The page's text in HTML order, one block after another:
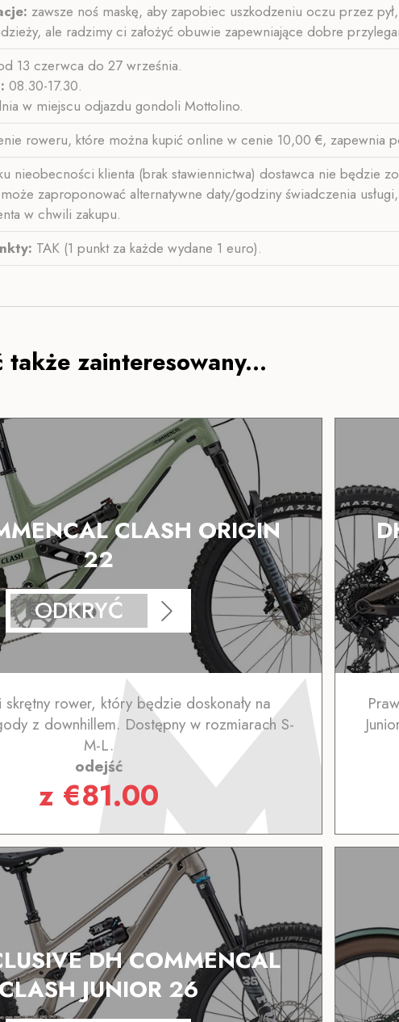
zawsze noś maskę, aby zapobiec uszkodzeniu oczu przez
ale radzimy ci założyć obuwie zapewniające dobre
13 czerwca do 27 września.
08.30-17.30.
w miejscu odjazdu gondoli Mottolino.
roweru, które można kupić online w cenie 10,00 €, zapewnia
nieobecności klienta (brak stawiennictwa) dostawca nie będzie
zaproponować alternatywne daty/godziny świadczenia
w chwili zakupu.
TAK (1 punkt za każde wydane 1 euro).
także zainteresowany...
CLASH ORIGIN
22
ODKRYĆ
skrętny rower, który będzie doskonały na
z downhillem. Dostępny w rozmiarach S-
M-L.
odejść
z €81.00
DH COMMENCAL
JUNIOR 26